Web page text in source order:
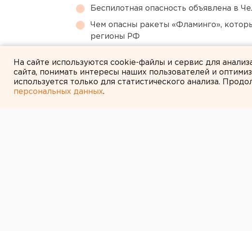
Беспилотная опасность объявлена в
Чем опасны ракеты «Фламинго»,
регионы РФ
На сайте используются cookie-файлы и сервис для
сайта, понимать интересы наших пользователей и
используется только для статистического анализа.
персональных данных.